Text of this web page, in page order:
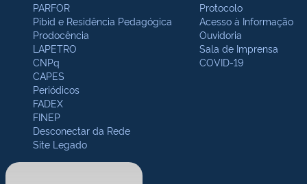
PARFOR
Pibid e Residência Pedagógica
Prodocência
LAPETRO
CNPq
CAPES
Periódicos
FADEX
FINEP
Desconectar da Rede
Site Legado
Protocolo
Acesso à Informação
Ouvidoria
Sala de Imprensa
COVID-19